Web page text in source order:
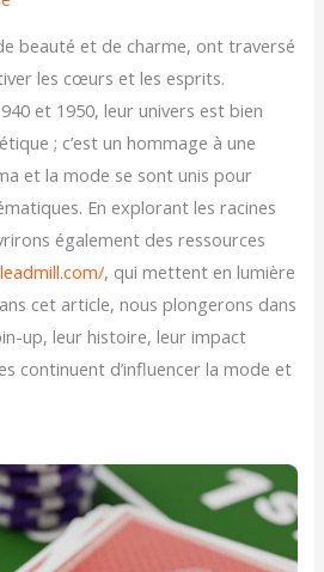
beauté et de charme, ont traversé
les cœurs et les esprits.
et 1950, leur univers est bien
; c’est un hommage à une
et la mode se sont unis pour
En explorant les racines
également des ressources
, qui mettent en lumière
cet article, nous plongerons dans
up, leur histoire, leur impact
continuent d’influencer la mode et